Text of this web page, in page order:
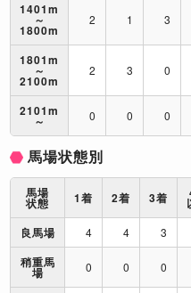
1401m
～
1800m
2 1 3
1801m
～
2100m
2 3 0
2101m
～ 0 0 0
馬場状態別
馬場
状態 1着 2着 3着
良馬場
4 4 3
稍重馬
場 0 0 0